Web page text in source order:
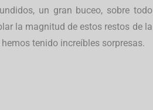
un gran buceo, sobre todo
la magnitud de estos restos de la
tenido increíbles sorpresas.